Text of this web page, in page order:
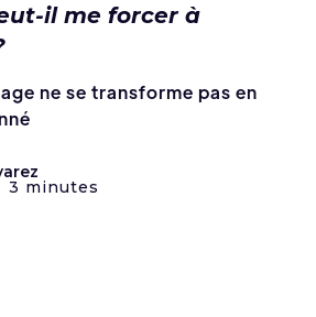
il me forcer à
ne se transforme pas en
3 minutes